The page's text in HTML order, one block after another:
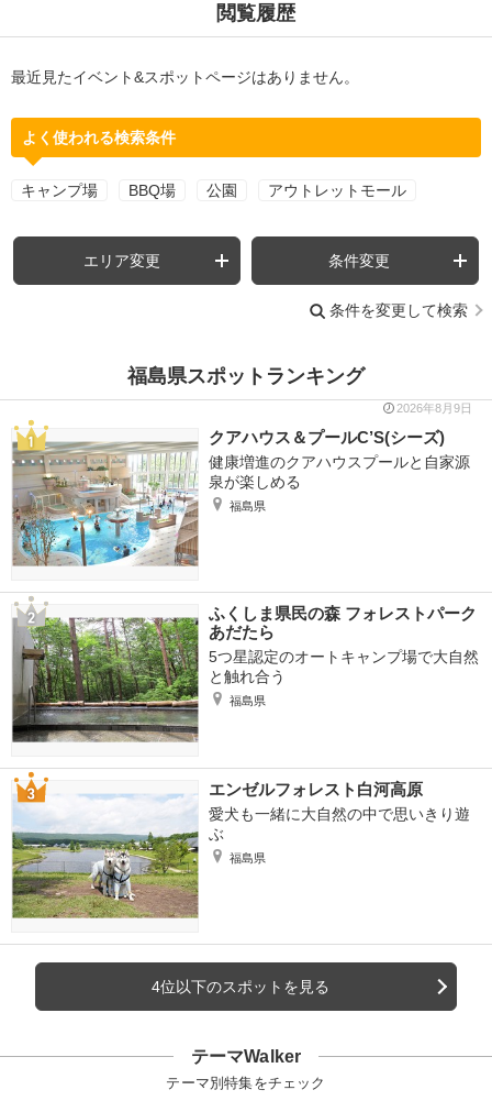
閲覧履歴
最近見たイベント&スポットページはありません。
よく使われる検索条件
キャンプ場 BBQ場 公園 アウトレットモール
エリア変更 条件変更
条件を変更して検索
福島県スポットランキング
2026年8月9日
クアハウス＆プールC’S(シーズ)
健康増進のクアハウスプールと自家源
泉が楽しめる
福島県
ふくしま県民の森 フォレストパーク
あだたら
5つ星認定のオートキャンプ場で大自然
と触れ合う
福島県
エンゼルフォレスト白河高原
愛犬も一緒に大自然の中で思いきり遊
ぶ
福島県
4位以下のスポットを見る
テーマWalker
テーマ別特集をチェック